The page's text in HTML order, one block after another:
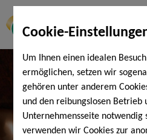
Cookie-
Um Ihnen einen idealen
ermöglichen, setzen wir
gehören unter anderem
und den reibungslosen Betrieb
Unternehmensseite notwendig
verwenden wir Cookies zur